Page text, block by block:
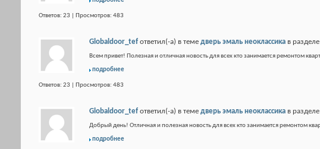
Ответов: 23 | Просмотров: 483
Globaldoor_tef ответил(-а) в теме дверь эмаль неоклассика в разделе
Всем привет! Полезная и отличная новость для всех кто занимается ремонтом
подробнее
Ответов: 23 | Просмотров: 483
Globaldoor_tef ответил(-а) в теме дверь эмаль неоклассика в разделе
Добрый день! Отличная и полезная новость для всех кто занимается ремонтом
подробнее